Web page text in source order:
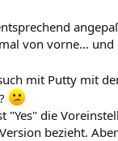
von vorne... und
mit Putty mit
"Yes" die
bezieht.